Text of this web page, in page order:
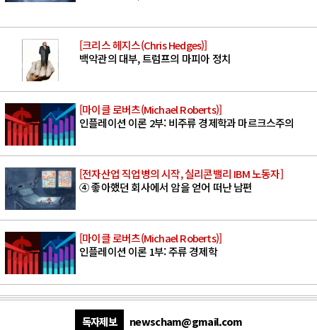
[크리스 헤지스(Chris Hedges)]
백악관의 대부, 트럼프의 마피아 정치
[마이클 로버츠(Michael Roberts)]
인플레이션 이론 2부: 비주류 경제학과 마르크스주의
[전자산업 직업병의 시작, 실리콘밸리 IBM 노동자]
④ 좋아했던 회사에서 암을 얻어 떠난 남편
[마이클 로버츠(Michael Roberts)]
인플레이션 이론 1부: 주류 경제학
독자제보 newscham@gmail.com